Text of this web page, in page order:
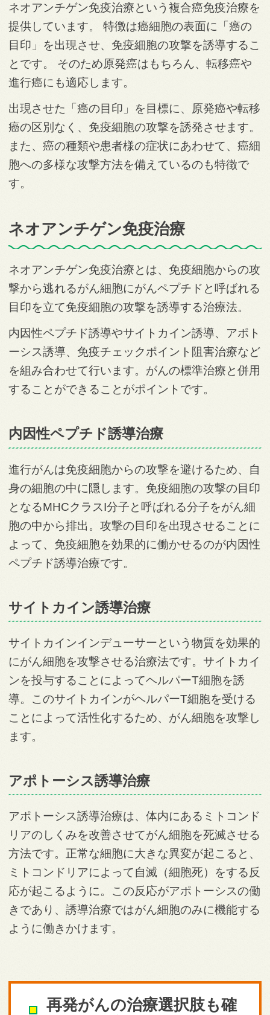
ネオアンチゲン免疫治療という複合癌免疫治療を
提供しています。 特徴は癌細胞の表面に「癌の
目印」を出現させ、免疫細胞の攻撃を誘導するこ
とです。 そのため原発癌はもちろん、転移癌や
進行癌にも適応します。
出現させた「癌の目印」を目標に、原発癌や転移
癌の区別なく、免疫細胞の攻撃を誘発させます。
また、癌の種類や患者様の症状にあわせて、癌細
胞への多様な攻撃方法を備えているのも特徴で
す。
ネオアンチゲン免疫治療
ネオアンチゲン免疫治療とは、免疫細胞からの攻
撃から逃れるがん細胞にがんペプチドと呼ばれる
目印を立て免疫細胞の攻撃を誘導する治療法。
内因性ペプチド誘導やサイトカイン誘導、アポト
ーシス誘導、免疫チェックポイント阻害治療など
を組み合わせて行います。がんの標準治療と併用
することができることがポイントです。
内因性ペプチド誘導治療
進行がんは免疫細胞からの攻撃を避けるため、自
身の細胞の中に隠します。免疫細胞の攻撃の目印
となるMHCクラスI分子と呼ばれる分子をがん細
胞の中から排出。攻撃の目印を出現させることに
よって、免疫細胞を効果的に働かせるのが内因性
ペプチド誘導治療です。
サイトカイン誘導治療
サイトカインインデューサーという物質を効果的
にがん細胞を攻撃させる治療法です。サイトカイ
ンを投与することによってヘルパーT細胞を誘
導。このサイトカインがヘルパーT細胞を受ける
ことによって活性化するため、がん細胞を攻撃し
ます。
アポトーシス誘導治療
アポトーシス誘導治療は、体内にあるミトコンド
リアのしくみを改善させてがん細胞を死滅させる
方法です。正常な細胞に大きな異変が起こると、
ミトコンドリアによって自滅（細胞死）をする反
応が起こるように。この反応がアポトーシスの働
きであり、誘導治療ではがん細胞のみに機能する
ように働きかけます。
再発がんの治療選択肢も確